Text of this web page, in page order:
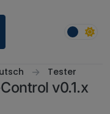
Tester
v0.1.x